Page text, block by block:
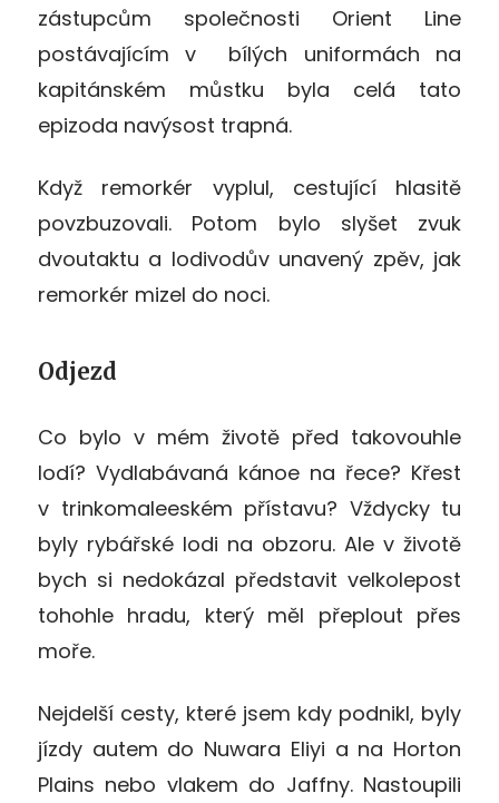
zástupcům společnosti Orient Line
postávajícím v bílých uniformách na
kapitánském můstku byla celá tato
epizoda navýsost trapná.
Když remorkér vyplul, cestující hlasitě
povzbuzovali. Potom bylo slyšet zvuk
dvoutaktu a lodivodův unavený zpěv, jak
remorkér mizel do noci.
Odjezd
Co bylo v mém životě před takovouhle
lodí? Vydlabávaná kánoe na řece? Křest
v trinkomaleeském přístavu? Vždycky tu
byly rybářské lodi na obzoru. Ale v životě
bych si nedokázal představit velkolepost
tohohle hradu, který měl přeplout přes
moře.
Nejdelší cesty, které jsem kdy podnikl, byly
jízdy autem do Nuwara Eliyi a na Horton
Plains nebo vlakem do Jaffny. Nastoupili